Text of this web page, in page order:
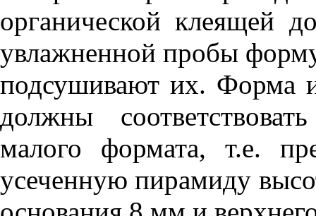
органической клеящей
увлажненной пробы
подсушивают их. Форма
должны
малого формата, т.е.
усеченную пирамиду